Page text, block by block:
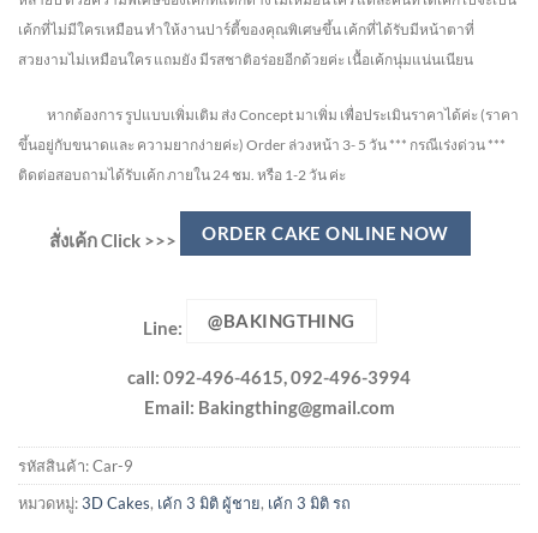
เค้กที่ไม่มีใครเหมือน ทำให้งานปาร์ตี้ของคุณพิเศษขึ้น เค้กที่ได้รับมีหน้าตาที่
สวยงามไม่เหมือนใคร แถมยัง มีรสชาติอร่อยอีกด้วยค่ะ เนื้อเค้กนุ่มแน่นเนียน
หากต้องการ รูปแบบเพิ่มเติม ส่ง Concept มาเพิ่ม เพื่อประเมินราคาได้ค่ะ (ราคา
ขึ้นอยู่กับขนาดและ ความยากง่ายค่ะ) Order ล่วงหน้า 3- 5 วัน *** กรณีเร่งด่วน ***
ติดต่อสอบถามได้รับเค้ก ภายใน 24 ชม. หรือ 1-2 วัน ค่ะ
สั่งเค้ก Click >>> ORDER CAKE ONLINE NOW
Line: @BAKINGTHING
call: 092-496-4615, 092-496-3994
Email: Bakingthing@gmail.com
รหัสสินค้า:Car-9
หมวดหมู่:3D Cakes, เค้ก 3 มิติ ผู้ชาย, เค้ก 3 มิติ รถ